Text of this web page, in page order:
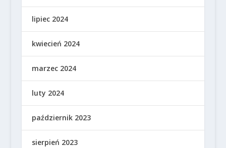
lipiec 2024
kwiecień 2024
marzec 2024
luty 2024
październik 2023
sierpień 2023